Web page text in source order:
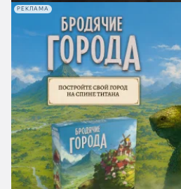
РЕКЛАМА